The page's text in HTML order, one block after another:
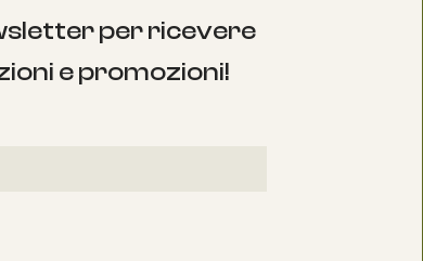
per ricevere
e promozioni!